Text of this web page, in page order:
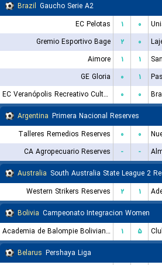
Brazil Gaucho Serie A2
EC Pelotas
۱ ۰
Gremio Esportivo Bage
۲ ۰
Aimore
۱ ۱
GE Gloria
۰ ۱
EC Veranópolis Recreativo Cultural
۰ ۰
Argentina Primera Nacional Reserves
Talleres Remedios Reserves
۰ ۰
CA Agropecuario Reserves
- -
Australia South Australia State League 2
Western Strikers Reserves
۲ ۱
Bolivia Campeonato Integracion Women
Academia de Balompie Boliviano (W)
۱ ۵
Belarus Pershaya Liga